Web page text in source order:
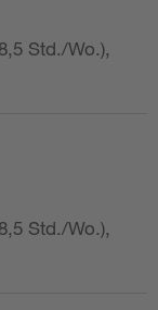
Std./Wo.),
Std./Wo.),